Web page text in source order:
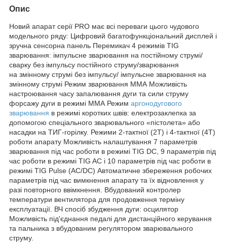
Опис
Новий апарат серії PRO має всі переваги цього чудового
модельного ряду: Цифровий багатофункціональний дисплей і
зручна сенсорна панель Перемикач 4 режимів TIG
зварювання: імпульсне зварювання на постійному струмі/
сварку без імпульсу постійного струму/зварювання
на змінному струмі без імпульсу/ імпульсне зварювання на
змінному струмі Режим зварювання ММА Можливість
настроювання часу запалювання дуги та сили струму
форсажу дуги в режимі ММА Режим аргонодугового
зварювання в режимі коротких швів: електрозаклепка за
допомогою спеціального зварювального «пістолета» або
насадки на ТИГ-горілку. Режими 2-тактної (2T) і 4-тактної (4T)
роботи апарату Можливість налаштування 7 параметрів
зварювання під час роботи в режимі TIG DC, 9 параметрів під
час роботи в режимі TIG AC і 10 параметрів під час роботи в
режимі TIG Pulse (AC/DC) Автоматичне збереження робочих
параметрів під час вимкнення апарату та їх відновлення у
разі повторного ввімкнення. Вбудований контролер
температури вентилятора для продовження терміну
експлуатації. ВЧ спосіб збудження дуги: осцилятор
Можливість під'єднання педалі для дистанційного керування
та пальника з вбудованим регулятором зварювального
струму.